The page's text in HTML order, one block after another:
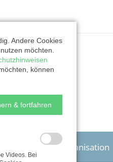
Zur Organisation
Andere Cookies
möchten.
können
& fortfahren
Videos. Bei